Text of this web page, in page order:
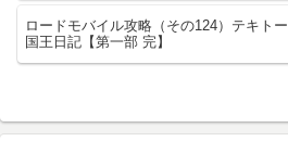
ロードモバイル攻略（その124）テキトー
国王日記【第一部 完】